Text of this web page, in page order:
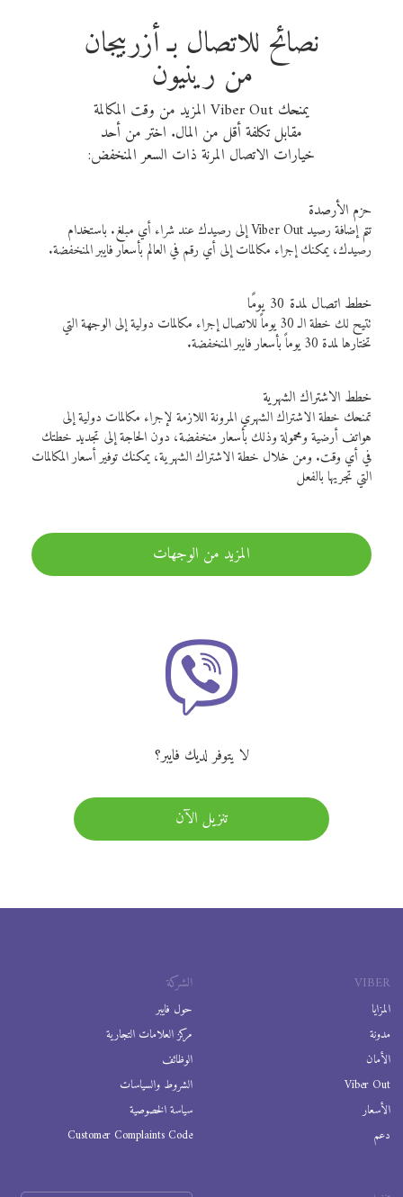
نصائح للاتصال بـ أزربيجان
من رينيون
يمنحك Viber Out المزيد من وقت المكالمة
مقابل تكلفة أقل من المال. اختر من أحد
خيارات الاتصال المرنة ذات السعر المنخفض:
حزم الأرصدة
تتم إضافة رصيد Viber Out إلى رصيدك عند شراء أي مبلغ. باستخدام
رصيدك، يمكنك إجراء مكالمات إلى أي رقم في العالم بأسعار فايبر المنخفضة.
خطط اتصال لمدة 30 يومًا
تتيح لك خطة الـ 30 يوماً للاتصال إجراء مكالمات دولية إلى الوجهة التي
تختارها لمدة 30 يوماً بأسعار فايبر المنخفضة.
خطط الاشتراك الشهرية
تمنحك خطة الاشتراك الشهري المرونة اللازمة لإجراء مكالمات دولية إلى
هواتف أرضية ومحمولة وذلك بأسعار منخفضة، دون الحاجة إلى تجديد خطتك
في أي وقت. ومن خلال خطة الاشتراك الشهرية، يمكنك توفير أسعار المكالمات
التي تجريها بالفعل
المزيد من الوجهات
لا يتوفر لديك فايبر؟
تنزيل الآن
VIBER
المزايا
مدونة
الأمان
Viber Out
الأسعار
دعم
الشركة
حول فايبر
مركز العلامات التجارية
الوظائف
الشروط والسياسات
سياسة الخصوصية
Customer Complaints Code